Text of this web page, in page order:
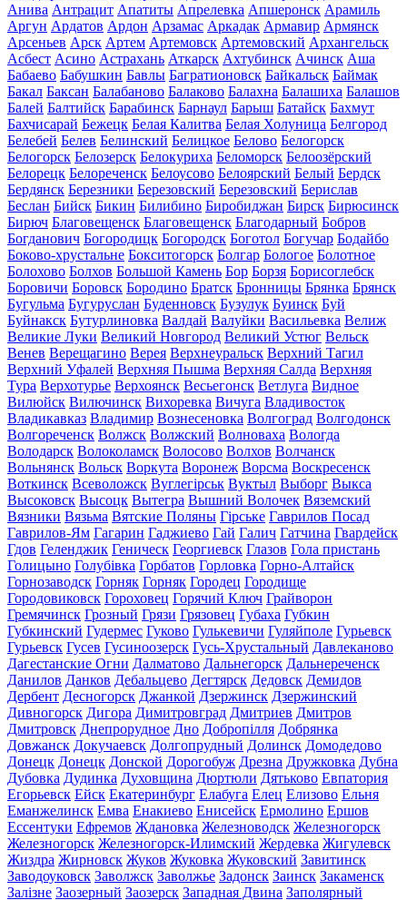
Анива Антрацит Апатиты Апрелевка Апшеронск Арамиль
Аргун Ардатов Ардон Арзамас Аркадак Армавир Армянск
Арсеньев Арск Артем Артемовск Артемовский Архангельск
Асбест Асино Астрахань Аткарск Ахтубинск Ачинск Аша
Бабаево Бабушкин Бавлы Багратионовск Байкальск Баймак
Бакал Баксан Балабаново Балаково Балахна Балашиха Балашов
Балей Балтийск Барабинск Барнаул Барыш Батайск Бахмут
Бахчисарай Бежецк Белая Калитва Белая Холуница Белгород
Белебей Белев Белинский Белицкое Белово Белогорск
Белогорск Белозерск Белокуриха Беломорск Белоозёрский
Белорецк Белореченск Белоусово Белоярский Белый Бердск
Бердянск Березники Березовский Березовский Берислав
Беслан Бийск Бикин Билибино Биробиджан Бирск Бирюсинск
Бирюч Благовещенск Благовещенск Благодарный Бобров
Богданович Богородицк Богородск Боготол Богучар Бодайбо
Боково-хрустальне Бокситогорск Болгар Бологое Болотное
Болохово Болхов Большой Камень Бор Борзя Борисоглебск
Боровичи Боровск Бородино Братск Бронницы Брянка Брянск
Бугульма Бугуруслан Буденновск Бузулук Буинск Буй
Буйнакск Бутурлиновка Валдай Валуйки Васильевка Велиж
Великие Луки Великий Новгород Великий Устюг Вельск
Венев Верещагино Верея Верхнеуральск Верхний Тагил
Верхний Уфалей Верхняя Пышма Верхняя Салда Верхняя
Тура Верхотурье Верхоянск Весьегонск Ветлуга Видное
Вилюйск Вилючинск Вихоревка Вичуга Владивосток
Владикавказ Владимир Вознесеновка Волгоград Волгодонск
Волгореченск Волжск Волжский Волноваха Вологда
Володарск Волоколамск Волосово Волхов Волчанск
Вольнянск Вольск Воркута Воронеж Ворсма Воскресенск
Воткинск Всеволожск Вуглегірськ Вуктыл Выборг Выкса
Высоковск Высоцк Вытегра Вышний Волочек Вяземский
Вязники Вязьма Вятские Поляны Гірське Гаврилов Посад
Гаврилов-Ям Гагарин Гаджиево Гай Галич Гатчина Гвардейск
Гдов Геленджик Геническ Георгиевск Глазов Гола пристань
Голицыно Голубівка Горбатов Горловка Горно-Алтайск
Горнозаводск Горняк Горняк Городец Городище
Городовиковск Гороховец Горячий Ключ Грайворон
Гремячинск Грозный Грязи Грязовец Губаха Губкин
Губкинский Гудермес Гуково Гулькевичи Гуляйполе Гурьевск
Гурьевск Гусев Гусиноозерск Гусь-Хрустальный Давлеканово
Дагестанские Огни Далматово Дальнегорск Дальнереченск
Данилов Данков Дебальцево Дегтярск Дедовск Демидов
Дербент Десногорск Джанкой Дзержинск Дзержинский
Дивногорск Дигора Димитровград Дмитриев Дмитров
Дмитровск Днепрорудное Дно Добропілля Добрянка
Довжанск Докучаевск Долгопрудный Долинск Домодедово
Донецк Донецк Донской Дорогобуж Дрезна Дружковка Дубна
Дубовка Дудинка Духовщина Дюртюли Дятьково Евпатория
Егорьевск Ейск Екатеринбург Елабуга Елец Елизово Ельня
Еманжелинск Емва Енакиево Енисейск Ермолино Ершов
Ессентуки Ефремов Ждановка Железноводск Железногорск
Железногорск Железногорск-Илимский Жердевка Жигулевск
Жиздра Жирновск Жуков Жуковка Жуковский Завитинск
Заводоуковск Заволжск Заволжье Задонск Заинск Закаменск
Залізне Заозерный Заозерск Западная Двина Заполярный